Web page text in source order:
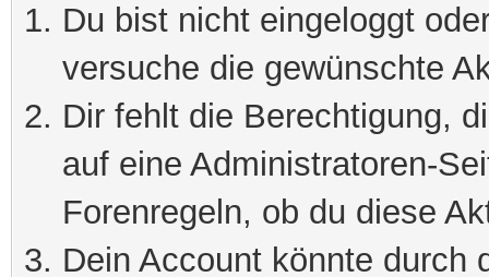
Du bist nicht eingeloggt
versuche die gewünschte
Dir fehlt die Berechtigung,
auf eine Administratoren-
Forenregeln, ob du diese
Dein Account könnte durch